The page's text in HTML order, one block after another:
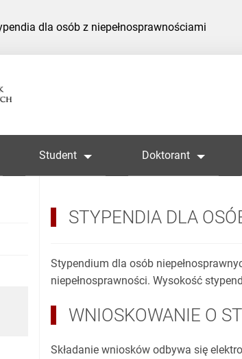
dla osób z niepełnosprawnościami
Student Doktorant
STYPENDIA DLA
Stypendium dla osób
niepełnosprawności. Wysokość
WNIOSKOWANIE O
Składanie wniosków odbywa się